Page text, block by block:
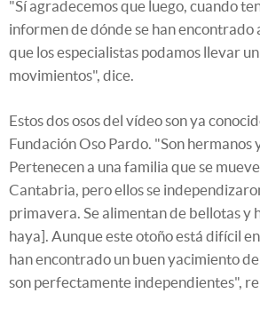
"Sí agradecemos que luego, cuando
informen de dónde se han encontrado
que los especialistas podamos llevar
movimientos", dice.
Estos dos osos del vídeo son ya
Fundación Oso Pardo. "Son hermanos
Pertenecen a una familia que se
Cantabria, pero ellos se
primavera. Se alimentan de bellotas y
haya]. Aunque este otoño está difícil
han encontrado un buen yacimiento
son perfectamente independientes",